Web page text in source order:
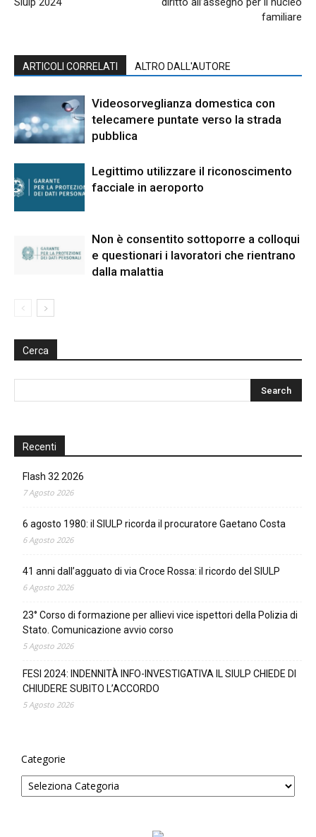
familiare
ARTICOLI CORRELATI ALTRO DALL'AUTORE
Videosorveglianza domestica con
telecamere puntate verso la strada
pubblica
Legittimo utilizzare il riconoscimento
facciale in aeroporto
Non è consentito sottoporre a colloqui
e questionari i lavoratori che rientrano
dalla malattia
Cerca
Recenti
Flash 32 2026
7 Agosto 2026
6 agosto 1980: il SIULP ricorda il procuratore Gaetano Costa
6 Agosto 2026
41 anni dall’agguato di via Croce Rossa: il ricordo del SIULP
6 Agosto 2026
23° Corso di formazione per allievi vice ispettori della Polizia di
Stato. Comunicazione avvio corso
5 Agosto 2026
FESI 2024: INDENNITÀ INFO-INVESTIGATIVA IL SIULP CHIEDE DI
CHIUDERE SUBITO L’ACCORDO
5 Agosto 2026
Categorie